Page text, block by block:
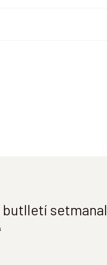
setmanal